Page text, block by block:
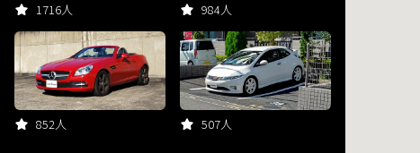
1716人 984人
852人 507人